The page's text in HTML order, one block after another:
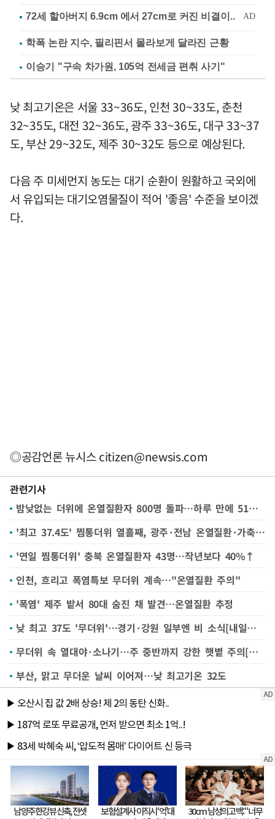
학폭 논란 지수, 필리핀서 몰라보게 달라진 근황
이승기 "구속 차가원, 105억 전세금 편취 사기"
낮 최고기온은 서울 33~36도, 인천 30~33도, 춘천
32~35도, 대전 32~36도, 광주 33~36도, 대구 33~37
도, 부산 29~32도, 제주 30~32도 등으로 예상된다.
다음 주 미세먼지 농도는 대기 순환이 원활하고 국외에
서 유입되는 대기오염물질이 적어 '좋음' 수준을 보이겠
다.
◎공감언론 뉴시스citizen@newsis.com
관련기사
밤낮없는 더위에 온열질환자 800명 돌파…하루 만에 51명↑
'최고 37.4도' 찜통더위 열흘째, 광주·전남 온열질환·가축 폐사 속출
'연일 찜통더위' 충북 온열질환자 43명…작년보다 40%↑
인천, 흐리고 폭염특보 무더위 계속…"온열질환 주의"
'폭염' 제주 밭서 80대 숨진 채 발견…온열질환 추정
낮 최고 37도 '무더위'…경기·강원 일부엔 비 소식[내일날씨]
무더위 속 열대야·소나기…주 중반까지 강한 햇볕 주의[다음주 날씨]
부산, 맑고 무더운 날씨 이어져…낮 최고기온 32도